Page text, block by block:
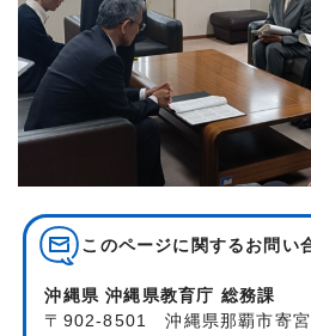
このページに関する お問い
沖縄県 沖縄県教育庁 総務課
〒902-8501 沖縄県那覇市寄宮